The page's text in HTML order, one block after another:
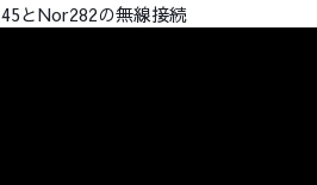
とNor282の無線接続